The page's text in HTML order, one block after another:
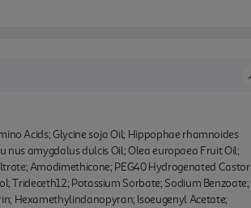
Acids; Glycine soja Oil; Hippophae rhamnoides
nus amygdalus dulcis Oil; Olea europaea Fruit Oil;
Amodimethicone; PEG40 Hydrogenated Castor
Trideceth12; Potassium Sorbate; Sodium Benzoate;
Hexamethylindanopyran; Isoeugenyl Acetate;